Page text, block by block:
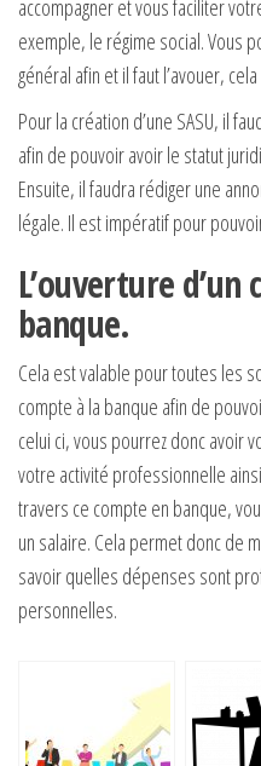
accompagner et vous faciliter
exemple, le régime social. Vous
général afin et il faut l’avouer,
Pour la création d’une SASU, il
afin de pouvoir avoir le statut
Ensuite, il faudra rédiger une
légale. Il est impératif pour
L’ouverture
banque.
Cela est valable pour toutes les
compte à la banque afin de
celui ci, vous pourrez donc avoir
votre activité professionnelle
travers ce compte en banque,
un salaire. Cela permet donc de
savoir quelles dépenses sont
personnelles.